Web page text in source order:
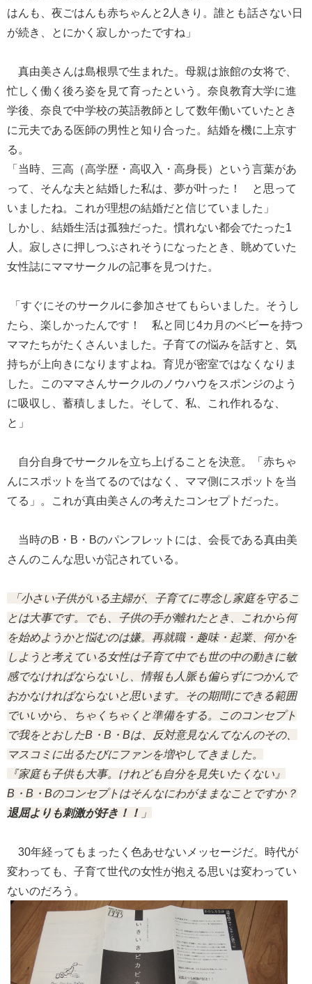
はんも、夜ごはんも赤ちゃんと2人きり。誰とも話さない日
が続き、とにかく寂しかったですね」
真由美さんは島根県で生まれた。母親は旅館の女将で、
忙しく働く後ろ姿を見て育ったという。奈良教育大学に進
学後、奈良で中学校の英語教師として数年働いていたとき
に元夫である医師の男性と知り合った。結婚を機に上京す
る。
「当時、三高（高学歴・高収入・高身長）という言葉があ
って、そんな夫と結婚した私は、夢が叶った！ と思って
いましたね。これが理想の結婚だと信じていました」
しかし、結婚生活は孤独だった。慣れない都会でたった1
人。寂しさに押しつぶされそうになったとき、眺めていた
女性誌にママサークルの記事を見つけた。
「すぐにそのサークルに参加させてもらいました。そうし
たら、楽しかったんです！ 私と同じ4カ月のベビーを持つ
ママたちがたくさんいました。子育ての悩みを話すと、気
持ちが上向きになりますよね。育児が密室ではなくなりま
した。このママさんサークルのノウハウをスポンジのよう
に吸収し、蓄積しました。そして、私、これ作れるな、
と」
自分自身でサークルを立ち上げることを決意。「赤ちゃ
んにスポットを当てるのではなく、ママ側にスポットを当
てる」。これが真由美さんの考えたコンセプトだった。
当時のB・B・Bのパンフレットには、会長である真由美
さんのこんな思いが記されている。
「小さい子供がいる主婦が、子育てに専念し家庭を守るこ
とは大事です。でも、子供の手が離れたとき、これから何
を始めようかと悩むのは嫌。再就職・趣味・起業、何かを
しようと考えている女性は子育て中でも世の中の動きに敏
感でなければならないし、情報も人脈も偏らずにつかんで
おかなければならないと思います。その期間にできる範囲
でいいから、ちゃくちゃくと準備をする。このコンセプト
で我をとおしたB・B・Bは、反対意見なんてなんのその、
マスコミに出るたびにファンを増やしてきました。
『家庭も子供も大事。けれども自分を見失いたくない』
B・B・Bのコンセプトはそんなにわがままなことですか？
退屈よりも刺激が好き！！ 」
30年経ってもまったく色あせないメッセージだ。時代が
変わっても、子育て世代の女性が抱える思いは変わってい
ないのだろう。